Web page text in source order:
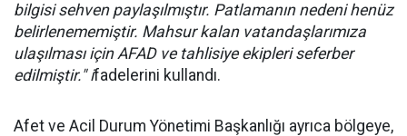
bilgisi sehven paylaşılmıştır. Patlamanın nedeni henüz
belirlenememiştir. Mahsur kalan vatandaşlarımıza
ulaşılması için AFAD ve tahlisiye ekipleri seferber
edilmiştir." ifadelerini kullandı.
Afet ve Acil Durum Yönetimi Başkanlığı ayrıca bölgeye,